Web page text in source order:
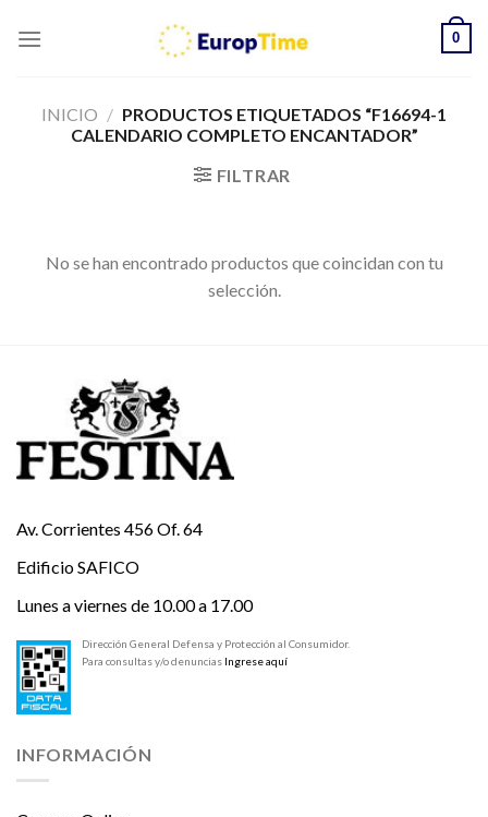
0
INICIO / PRODUCTOS ETIQUETADOS “F16694-1
CALENDARIO COMPLETO ENCANTADOR”
FILTRAR
No se han encontrado productos que coincidan con tu
selección.
Av. Corrientes 456 Of. 64
Edificio SAFICO
Lunes a viernes de 10.00 a 17.00
Dirección General Defensa y Protección al Consumidor.
Para consultas y/o denuncias Ingrese aquí
INFORMACIÓN